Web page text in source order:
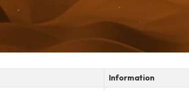
Information